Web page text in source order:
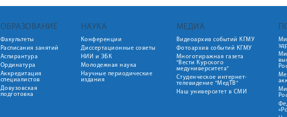
ОБРАЗОВАНИЕ
Факультеты
Расписания занятий
Аспирантура
Ординатура
Аккредитация
специалистов
Довузовская
подготовка
НАУКА
Конференции
Диссертационные советы
НИИ и ЭБК
Молодежная наука
Научные периодические
издания
МЕДИА
Видеоархив событий КГМУ
Фотоархив событий КГМУ
Многотиражная газета
"Вести Курского
медуниверситета"
Студенческое интернет-
телевидение "МедТВ"
Наш университет в СМИ